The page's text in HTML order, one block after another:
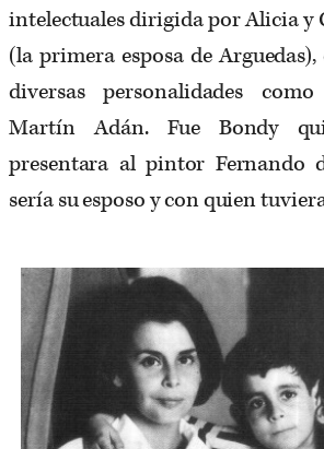
intelectuales dirigida por Alicia y
(la primera esposa de
diversas personalidades
Martín Adán. Fue Bondy
presentara al pintor Fernando
sería su esposo y con quien